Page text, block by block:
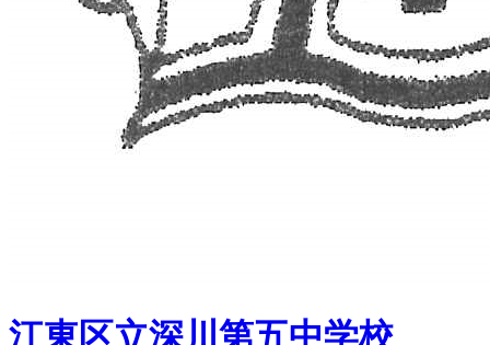
江東区立深川第五中学校